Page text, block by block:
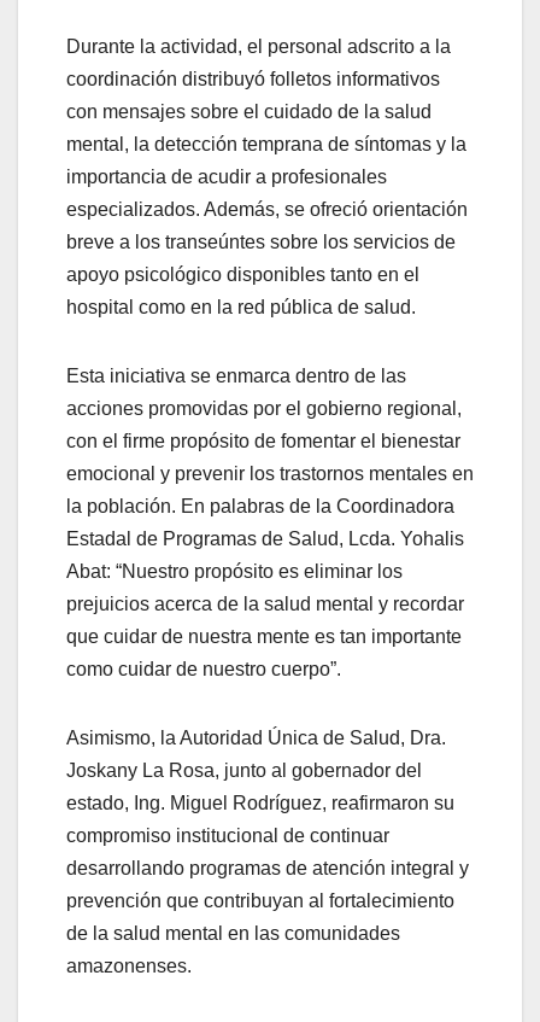
Durante la actividad, el personal adscrito a la
coordinación distribuyó folletos informativos
con mensajes sobre el cuidado de la salud
mental, la detección temprana de síntomas y la
importancia de acudir a profesionales
especializados. Además, se ofreció orientación
breve a los transeúntes sobre los servicios de
apoyo psicológico disponibles tanto en el
hospital como en la red pública de salud.
Esta iniciativa se enmarca dentro de las
acciones promovidas por el gobierno regional,
con el firme propósito de fomentar el bienestar
emocional y prevenir los trastornos mentales en
la población. En palabras de la Coordinadora
Estadal de Programas de Salud, Lcda. Yohalis
Abat: “Nuestro propósito es eliminar los
prejuicios acerca de la salud mental y recordar
que cuidar de nuestra mente es tan importante
como cuidar de nuestro cuerpo”.
Asimismo, la Autoridad Única de Salud, Dra.
Joskany La Rosa, junto al gobernador del
estado, Ing. Miguel Rodríguez, reafirmaron su
compromiso institucional de continuar
desarrollando programas de atención integral y
prevención que contribuyan al fortalecimiento
de la salud mental en las comunidades
amazonenses.